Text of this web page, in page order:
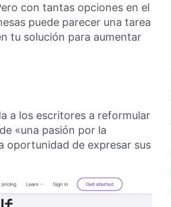
con tantas opciones en el
puede parecer una tarea
tu solución para aumentar
a los escritores a reformular
«una pasión por la
oportunidad de expresar sus